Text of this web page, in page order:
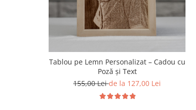
Tablou pe Lemn Personalizat – Cadou cu
Poză și Text
155,00 Leide la 127,00 Lei